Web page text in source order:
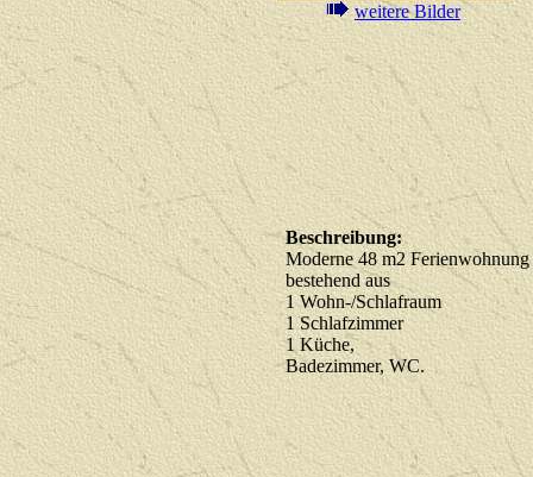
weitere Bilder
Beschreibung:
Moderne 48 m2 Ferienwohnung
bestehend aus
1 Wohn-/Schlafraum
1 Schlafzimmer
1 Küche,
Badezimmer, WC.